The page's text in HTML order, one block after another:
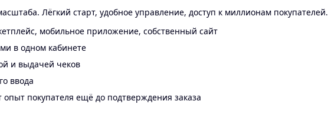
Лёгкий старт, удобное управление, доступ к миллионам покупателей.
мобильное приложение, собственный сайт
в одном кабинете
и выдачей чеков
ввода
покупателя ещё до подтверждения заказа